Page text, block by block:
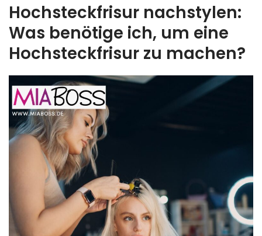
Hochsteckfrisur nachstylen:
Was benötige ich, um eine
Hochsteckfrisur zu machen?